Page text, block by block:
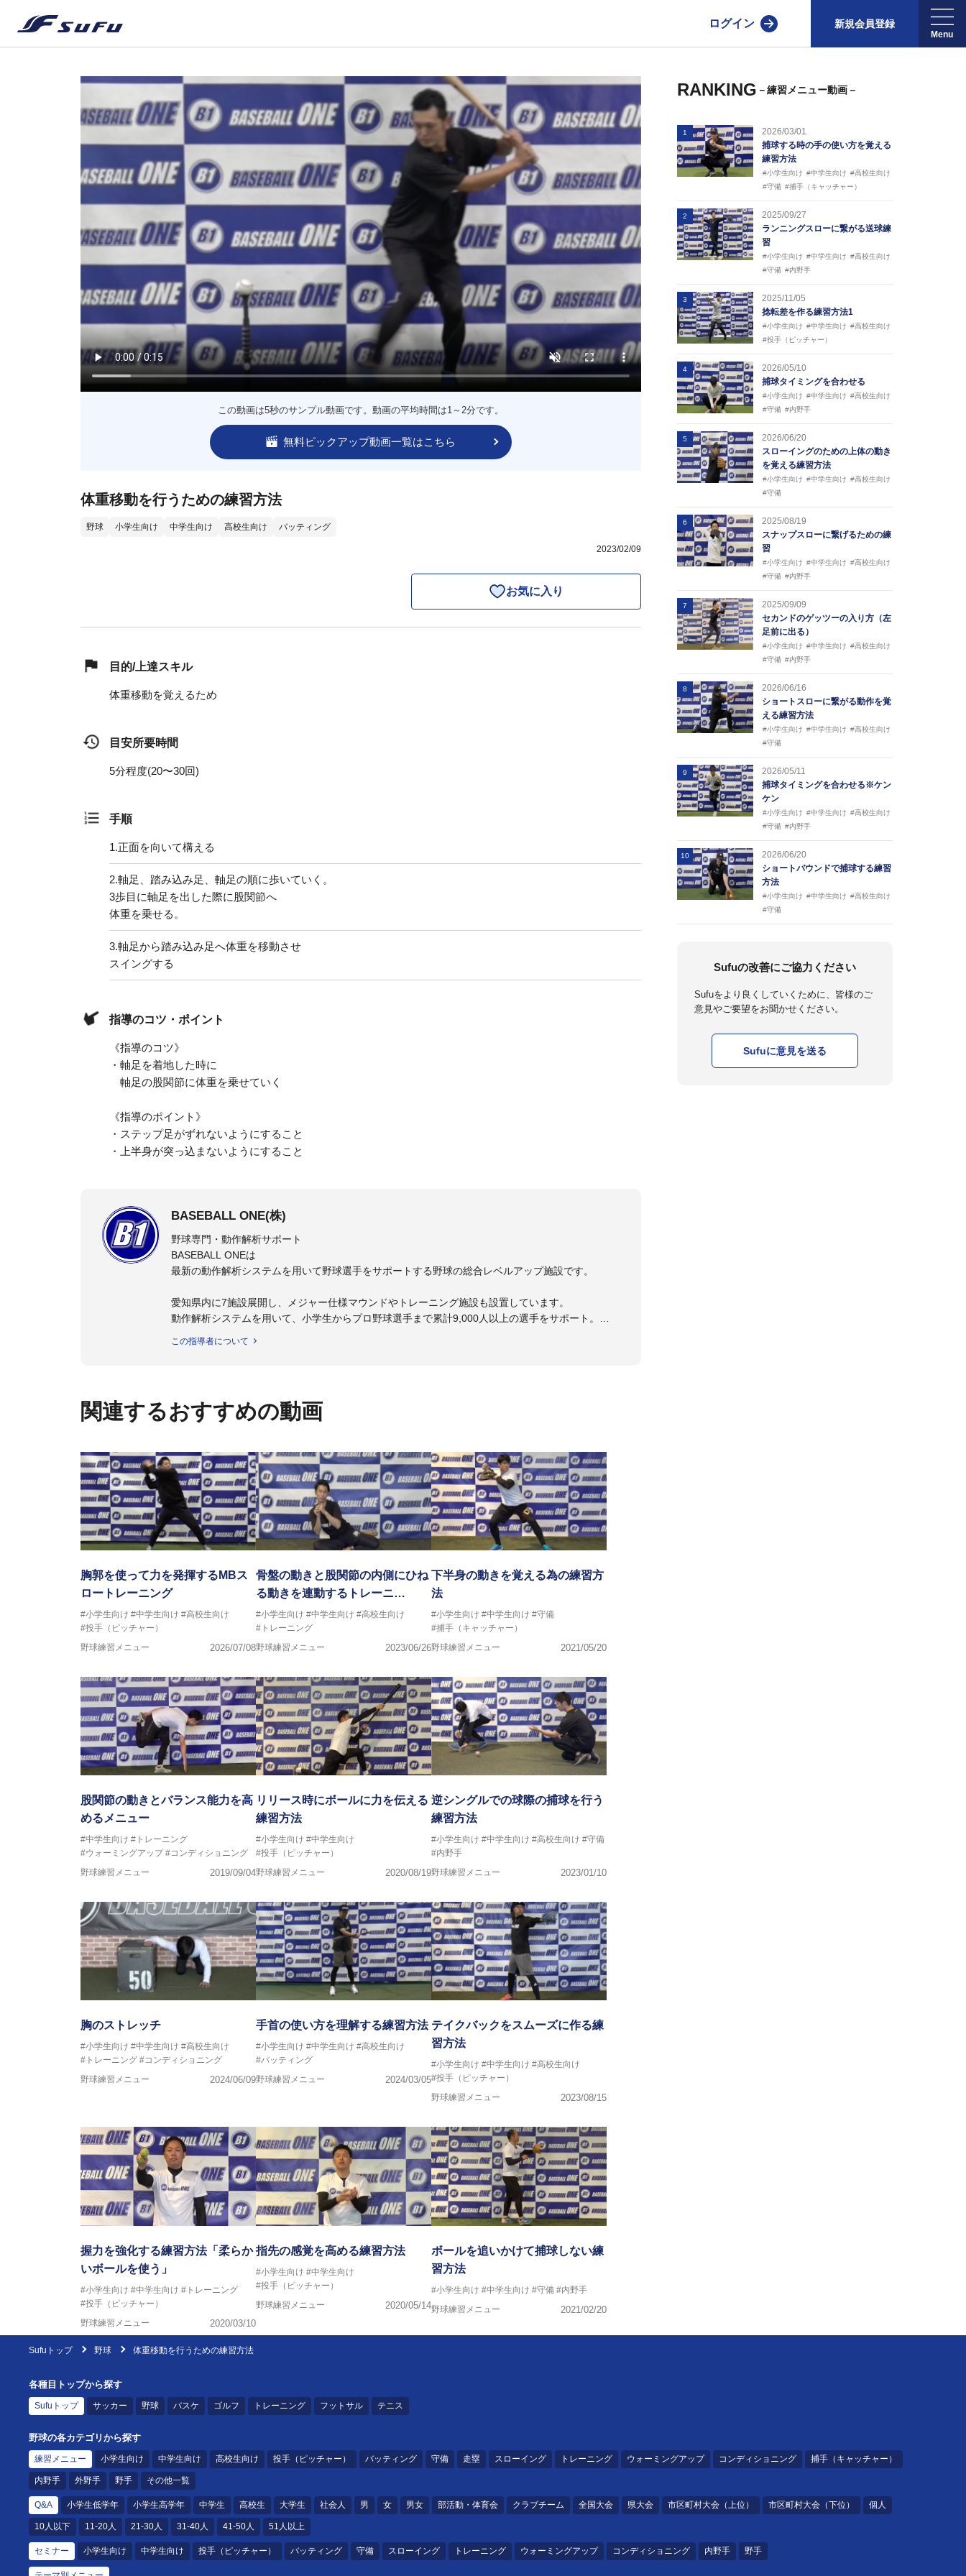
ログイン 新規会員登録
この動画は5秒のサンプル動画です。動画の平均時間は1～2分です。
無料ピックアップ動画一覧はこちら
体重移動を行うための練習方法
野球 小学生向け 中学生向け 高校生向け バッティング
2023/02/09
お気に入り
目的/上達スキル
体重移動を覚えるため
目安所要時間
5分程度(20〜30回)
手順
1.正面を向いて構える
2.軸足、踏み込み足、軸足の順に歩いていく。
3歩目に軸足を出した際に股関節へ
体重を乗せる。
3.軸足から踏み込み足へ体重を移動させ
スイングする
指導のコツ・ポイント
《指導のコツ》
・軸足を着地した時に
軸足の股関節に体重を乗せていく
《指導のポイント》
・ステップ足がずれないようにすること
・上半身が突っ込まないようにすること
BASEBALL ONE(株)
野球専門・動作解析サポート
BASEBALL ONEは
最新の動作解析システムを用いて野球選手をサポートする野球の総合レベルアップ施設です。
愛知県内に7施設展開し、メジャー仕様マウンドやトレーニング施設も設置しています。
動作解析システムを用いて、小学生からプロ野球選手まで累計9,000人以上の選手をサポート。
この指導者について
関連するおすすめの動画
胸郭を使って力を発揮するMBス
ロートレーニング
#小学生向け #中学生向け #高校生向け
#投手（ピッチャー）
野球練習メニュー
2026/07/08
骨盤の動きと股関節の内側にひね
る動きを連動するトレーニ…
#小学生向け #中学生向け #高校生向け
#トレーニング
野球練習メニュー
2023/06/26
下半身の動きを覚える為の練習方
法
#小学生向け #中学生向け #守備
#捕手（キャッチャー）
野球練習メニュー
2021/05/20
股関節の動きとバランス能力を高
めるメニュー
#中学生向け #トレーニング
#ウォーミングアップ #コンディショニング
野球練習メニュー
2019/09/04
リリース時にボールに力を伝える
練習方法
#小学生向け #中学生向け
#投手（ピッチャー）
野球練習メニュー
2020/08/19
逆シングルでの球際の捕球を行う
練習方法
#小学生向け #中学生向け #高校生向け #守備
#内野手
野球練習メニュー
2023/01/10
胸のストレッチ
#小学生向け #中学生向け #高校生向け
#トレーニング #コンディショニング
野球練習メニュー
2024/06/09
手首の使い方を理解する練習方法
#小学生向け #中学生向け #高校生向け
#バッティング
野球練習メニュー
2024/03/05
テイクバックをスムーズに作る練
習方法
#小学生向け #中学生向け #高校生向け
#投手（ピッチャー）
野球練習メニュー
2023/08/15
握力を強化する練習方法「柔らか
いボールを使う」
#小学生向け #中学生向け #トレーニング
#投手（ピッチャー）
野球練習メニュー
2020/03/10
指先の感覚を高める練習方法
#小学生向け #中学生向け
#投手（ピッチャー）
野球練習メニュー
2020/05/14
ボールを追いかけて捕球しない練
習方法
#小学生向け #中学生向け #守備 #内野手
野球練習メニュー
2021/02/20
RANKING －練習メニュー動画－
1
2026/03/01
捕球する時の手の使い方を覚える
練習方法
#小学生向け #中学生向け #高校生向け
#守備 #捕手（キャッチャー）
2
2025/09/27
ランニングスローに繋がる送球練
習
#小学生向け #中学生向け #高校生向け
#守備 #内野手
3
2025/11/05
捻転差を作る練習方法1
#小学生向け #中学生向け #高校生向け
#投手（ピッチャー）
4
2026/05/10
捕球タイミングを合わせる
#小学生向け #中学生向け #高校生向け
#守備 #内野手
5
2026/06/20
スローイングのための上体の動き
を覚える練習方法
#小学生向け #中学生向け #高校生向け
#守備
6
2025/08/19
スナップスローに繋げるための練
習
#小学生向け #中学生向け #高校生向け
#守備 #内野手
7
2025/09/09
セカンドのゲッツーの入り方（左
足前に出る）
#小学生向け #中学生向け #高校生向け
#守備 #内野手
8
2026/06/16
ショートスローに繋がる動作を覚
える練習方法
#小学生向け #中学生向け #高校生向け
#守備
9
2026/05/11
捕球タイミングを合わせる※ケン
ケン
#小学生向け #中学生向け #高校生向け
#守備 #内野手
10
2026/06/20
ショートバウンドで捕球する練習
方法
#小学生向け #中学生向け #高校生向け
#守備
Sufuの改善にご協力ください
Sufuをより良くしていくために、皆様のご
意見やご要望をお聞かせください。
Sufuに意見を送る
Sufuトップ 野球 体重移動を行うための練習方法
各種目トップから探す
Sufuトップ サッカー 野球 バスケ ゴルフ トレーニング フットサル テニス
野球の各カテゴリから探す
練習メニュー 小学生向け 中学生向け 高校生向け 投手（ピッチャー） バッティング 守備 走塁 スローイング トレーニング ウォーミングアップ コンディショニング 捕手（キャッチャー）
内野手 外野手 野手 その他一覧
Q&A 小学生低学年 小学生高学年 中学生 高校生 大学生 社会人 男 女 男女 部活動・体育会 クラブチーム 全国大会 県大会 市区町村大会（上位） 市区町村大会（下位） 個人
10人以下 11-20人 21-30人 31-40人 41-50人 51人以上
セミナー 小学生向け 中学生向け 投手（ピッチャー） バッティング 守備 スローイング トレーニング ウォーミングアップ コンディショニング 内野手 野手